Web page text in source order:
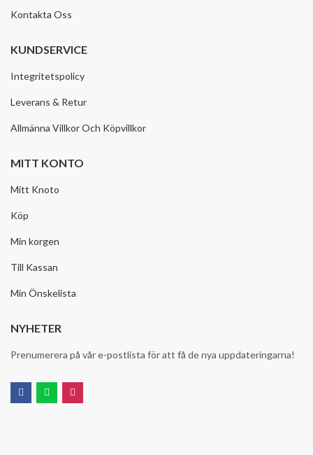
Kontakta Oss
KUNDSERVICE
Integritetspolicy
Leverans & Retur
Allmänna Villkor Och Köpvillkor
MITT KONTO
Mitt Knoto
Köp
Min korgen
Till Kassan
Min Önskelista
NYHETER
Prenumerera på vår e-postlista för att få de nya uppdateringarna!